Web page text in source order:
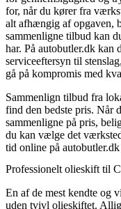
for, når du kører fra
alt afhængig af opgaven,
sammenligne tilbud kan
har. På autobutler.dk kan
serviceeftersyn til
gå på kompromis med
Sammenlign tilbud fra
find den bedste pris. Når
sammenligne på pris,
du kan vælge det
tid online på
Professionelt olieskift til
En af de mest kendte og
uden tvivl olieskiftet.